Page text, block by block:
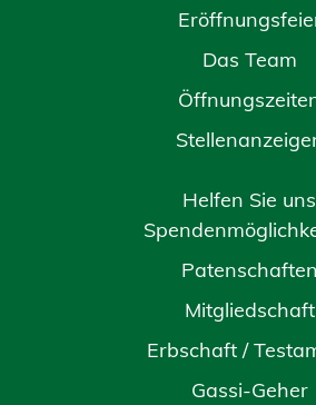
Das Team
Helfen Sie uns
Patenschaften
Mitgliedschaft
Erbschaft /
Gassi-Geher